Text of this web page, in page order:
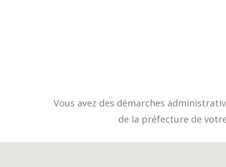
Vous avez des démarches
de la préfecture de